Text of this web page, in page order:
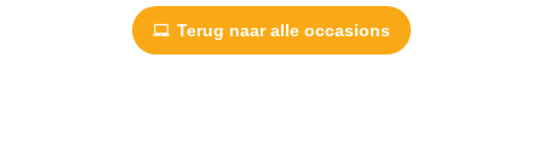
Terug naar alle occasions